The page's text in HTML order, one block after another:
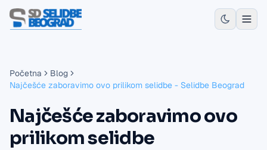
Početna
Blog
Najčešće zaboravimo ovo prilikom selidbe - Selidbe Beograd
Najčešće zaboravimo ovo
prilikom selidbe